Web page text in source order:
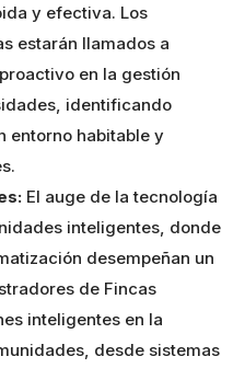
y efectiva. Los
estarán llamados a
en la gestión
identificando
entorno habitable y
El auge de la tecnología
inteligentes, donde
desempeñan un
de Fincas
inteligentes en la
desde sistemas